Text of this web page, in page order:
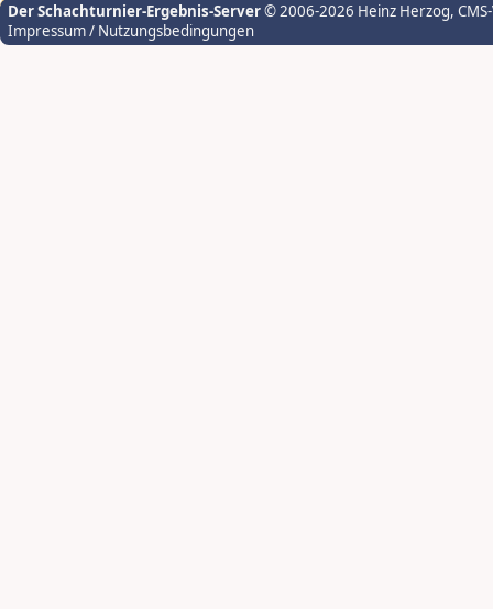
Der Schachturnier-Ergebnis-Server© 2006-2026 Heinz Herzog,
Impressum / Nutzungsbedingungen